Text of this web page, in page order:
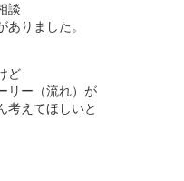
談
りました。
ど
リー（流れ）が
考えてほしいと